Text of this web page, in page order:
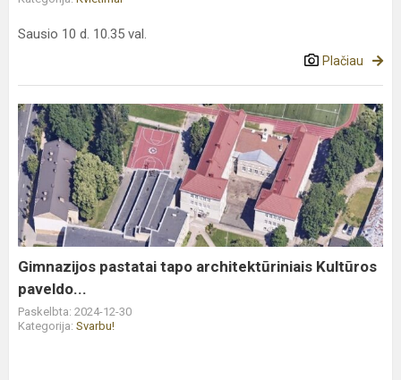
Sausio 10 d. 10.35 val.
Plačiau
Gimnazijos
pastatai
tapo
architektūriniais
Kultūros
paveldo...
Gimnazijos pastatai tapo architektūriniais Kultūros
paveldo...
Paskelbta: 2024-12-30
Kategorija: Svarbu!